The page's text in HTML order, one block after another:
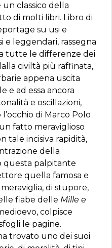
un classico della
di molti libri. Libro di
su usi e
e leggendari, rassegna
tutte le differenze dei
civiltà più raffinata,
appena uscita
e ad essa ancora
e oscillazioni,
di Marco Polo
fatto meraviglioso
tale incisiva rapidità,
della
questa palpitante
quella famosa e
di stupore,
fiabe delle Mille e
colpisce
le pagine.
trovato uno dei suoi